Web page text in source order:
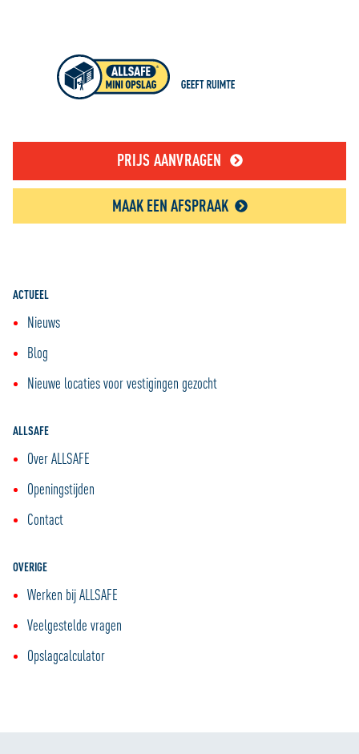
PRIJS AANVRAGEN
MAAK EEN AFSPRAAK
ACTUEEL
Nieuws
Blog
Nieuwe locaties voor vestigingen gezocht
ALLSAFE
Over ALLSAFE
Openingstijden
Contact
OVERIGE
Werken bij ALLSAFE
Veelgestelde vragen
Opslagcalculator